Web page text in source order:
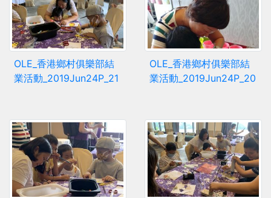
OLE_香港鄉村俱樂部結
業活動_2019Jun24P_21
OLE_香港鄉村俱樂部結
業活動_2019Jun24P_20